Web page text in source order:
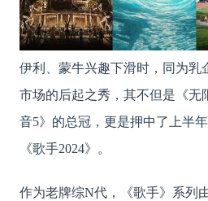
伊利、蒙牛兴趣下滑时，同为乳
市场的后起之秀，其不但是《无
音5》的总冠，更是押中了上半
《歌手2024》。
作为老牌综N代，《歌手》系列